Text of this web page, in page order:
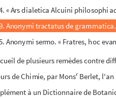
« Ars dialetica Alcuini philosophi
Anonymi tractatus de
Anonymi sermo. « Fratres, hoc
de plusieurs remèdes contre
de Chimie, par Monsr Berlet, l'an
à un Dictionnaire de